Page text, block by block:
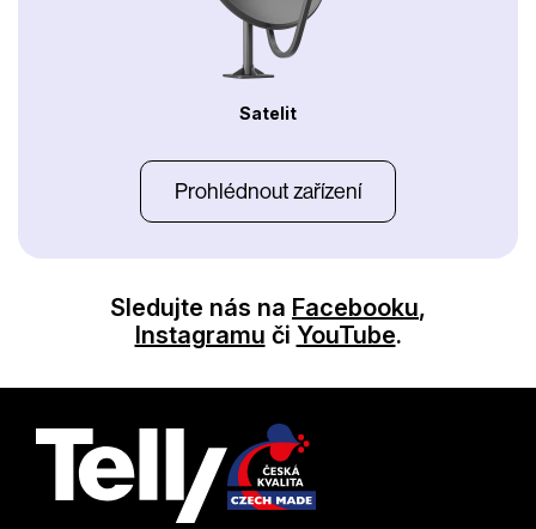
Satelit
Prohlédnout zařízení
Sledujte nás na Facebooku,
Instagramu či YouTube.